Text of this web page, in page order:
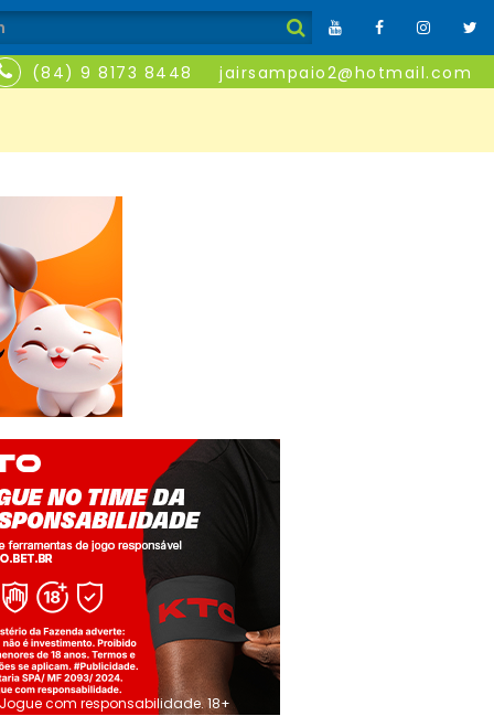
(84) 9 8173 8448 jairsampaio2@hotmail.com
Jogue com responsabilidade. 18+